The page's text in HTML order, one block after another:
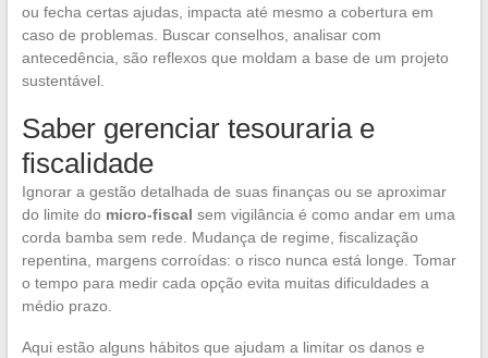
ou fecha certas ajudas, impacta até mesmo a cobertura em
caso de problemas. Buscar conselhos, analisar com
antecedência, são reflexos que moldam a base de um projeto
sustentável.
Saber gerenciar tesouraria e
fiscalidade
Ignorar a gestão detalhada de suas finanças ou se aproximar
do limite do micro-fiscal sem vigilância é como andar em uma
corda bamba sem rede. Mudança de regime, fiscalização
repentina, margens corroídas: o risco nunca está longe. Tomar
o tempo para medir cada opção evita muitas dificuldades a
médio prazo.
Aqui estão alguns hábitos que ajudam a limitar os danos e